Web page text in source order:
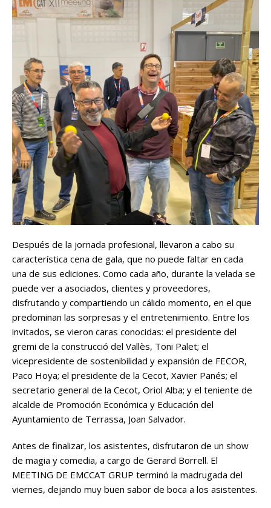
Después de la jornada profesional, llevaron a cabo su
característica cena de gala, que no puede faltar en cada
una de sus ediciones. Como cada año, durante la velada se
puede ver a asociados, clientes y proveedores,
disfrutando y compartiendo un cálido momento, en el que
predominan las sorpresas y el entretenimiento. Entre los
invitados, se vieron caras conocidas: el presidente del
gremi de la construcció del Vallès, Toni Palet; el
vicepresidente de sostenibilidad y expansión de FECOR,
Paco Hoya; el presidente de la Cecot, Xavier Panés; el
secretario general de la Cecot, Oriol Alba; y el teniente de
alcalde de Promoción Económica y Educación del
Ayuntamiento de Terrassa, Joan Salvador.
Antes de finalizar, los asistentes, disfrutaron de un show
de magia y comedia, a cargo de Gerard Borrell. El
MEETING DE EMCCAT GRUP terminó la madrugada del
viernes, dejando muy buen sabor de boca a los asistentes.